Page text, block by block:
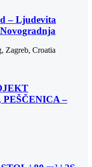
– Ljudevita
Zagreb, Croatia
–